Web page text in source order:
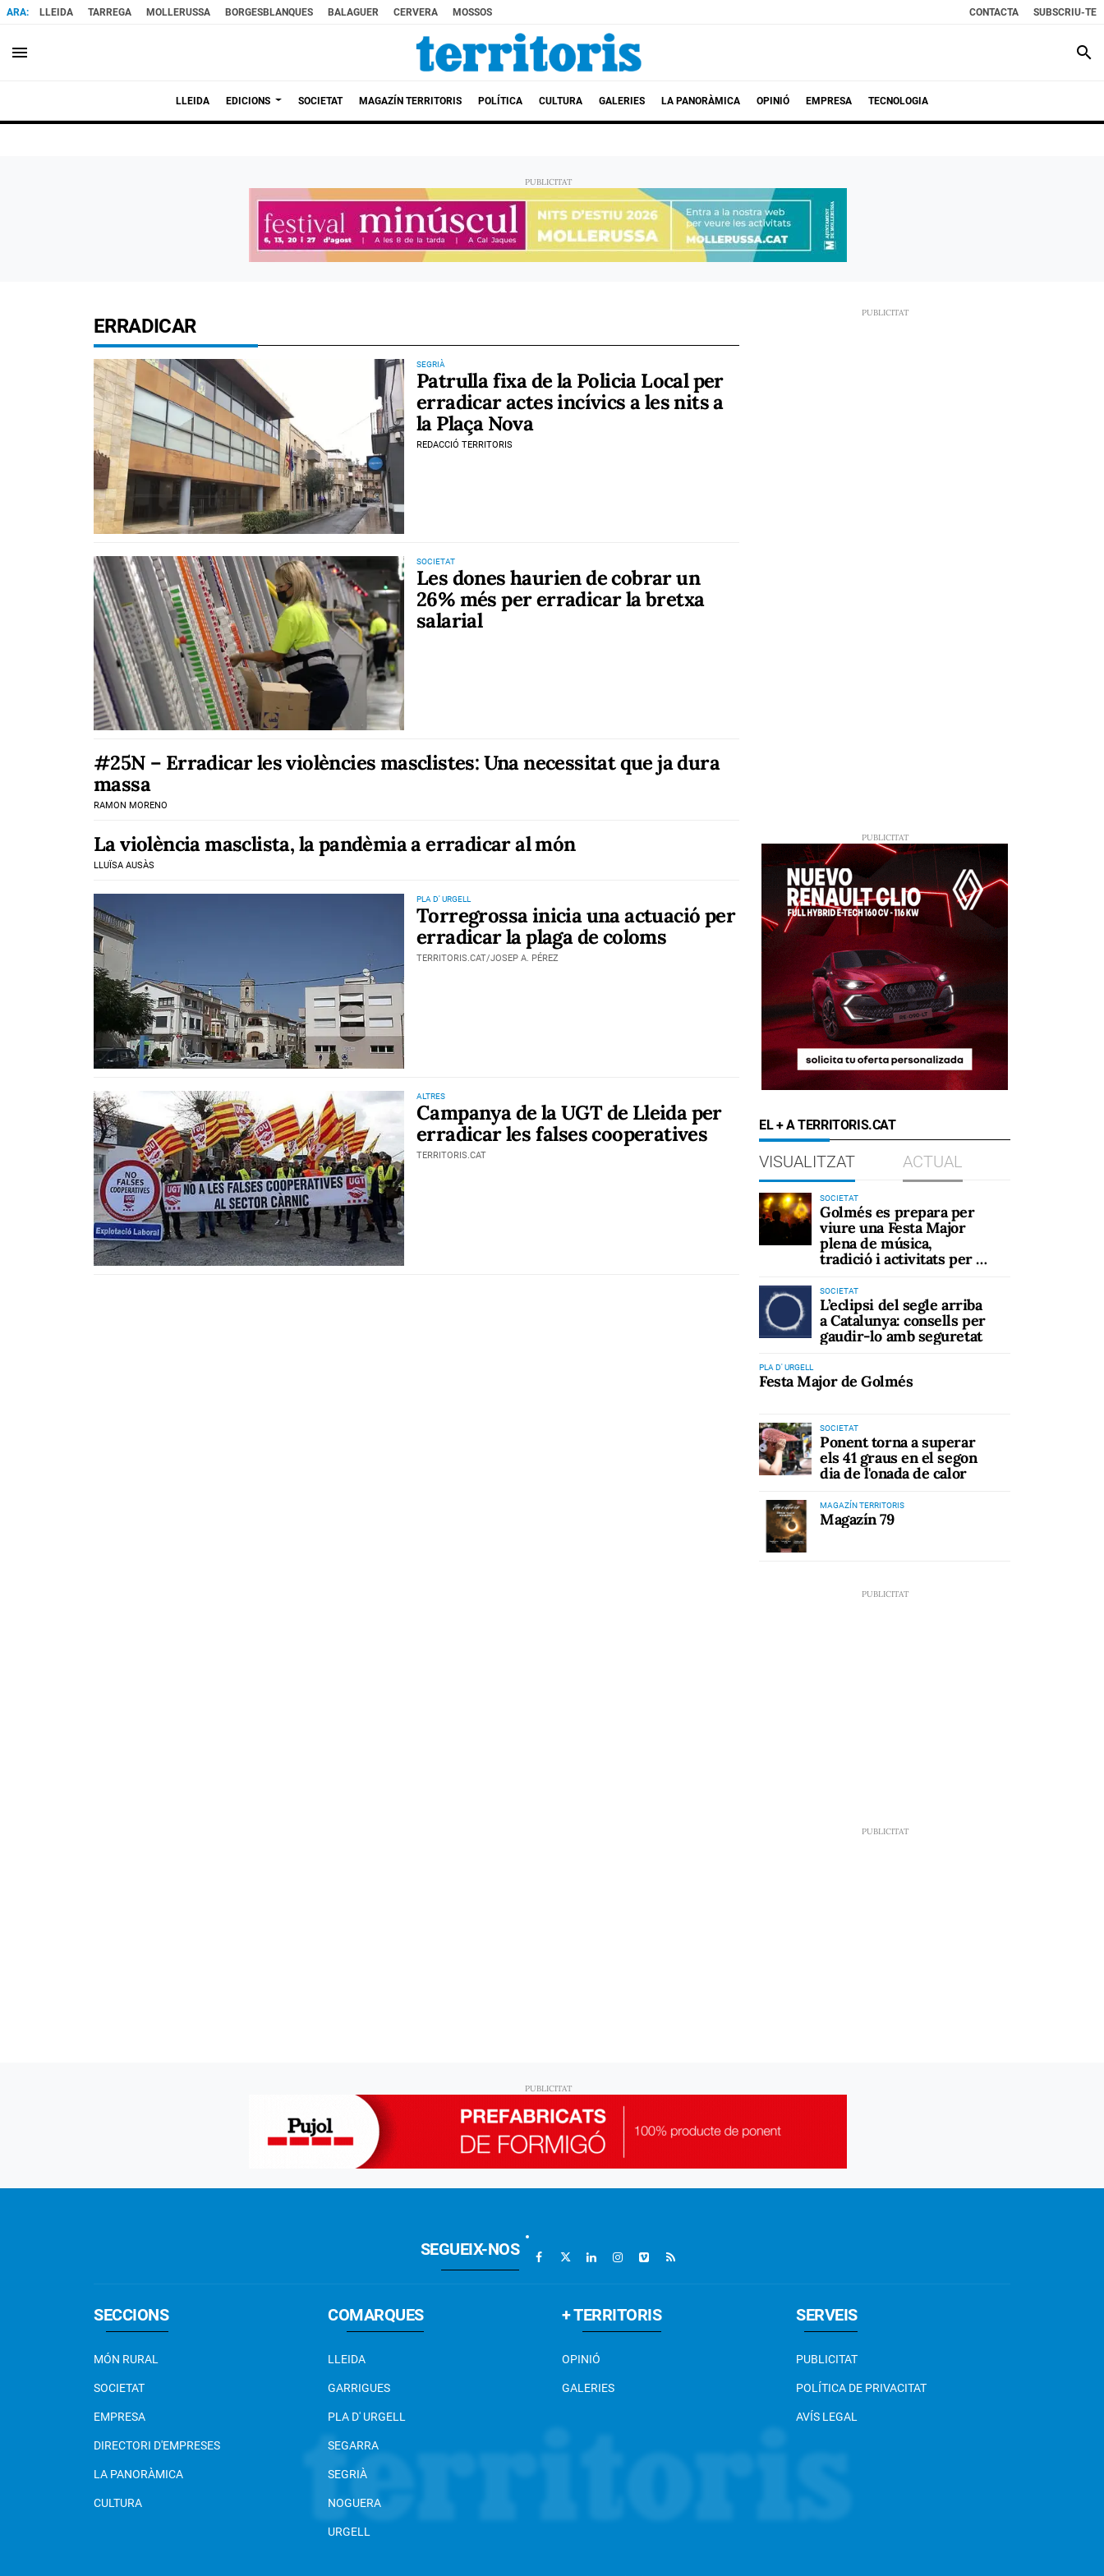
LLEIDA TARREGA MOLLERUSSA BORGESBLANQUES BALAGUER CERVERA MOSSOS CONTACTA SUBSCRIU-TE
menu search
LLEIDA EDICIONS SOCIETAT MAGAZÍN TERRITORIS POLÍTICA CULTURA GALERIES LA PANORÀMICA OPINIÓ EMPRESA TECNOLOGIA
ERRADICAR
SEGRIÀ
Patrulla fixa de la Policia Local per
erradicar actes incívics a les nits a
la Plaça Nova
REDACCIÓ TERRITORIS
SOCIETAT
Les dones haurien de cobrar un
26% més per erradicar la bretxa
salarial
#25N – Erradicar les violències masclistes: Una necessitat que ja dura
massa
RAMON MORENO
La violència masclista, la pandèmia a erradicar al món
LLUÏSA AUSÀS
PLA D' URGELL
Torregrossa inicia una actuació per
erradicar la plaga de coloms
TERRITORIS.CAT/JOSEP A. PÉREZ
ALTRES
Campanya de la UGT de Lleida per
erradicar les falses cooperatives
TERRITORIS.CAT
EL + A TERRITORIS.CAT
VISUALITZAT ACTUAL
SOCIETAT
Golmés es prepara per
viure una Festa Major
plena de música,
tradició i activitats per a
SOCIETAT
L’eclipsi del segle arriba
a Catalunya: consells per
gaudir-lo amb seguretat
PLA D' URGELL
Festa Major de Golmés
SOCIETAT
Ponent torna a superar
els 41 graus en el segon
dia de l'onada de calor
MAGAZÍN TERRITORIS
Magazín 79
SEGUEIX-NOS
SECCIONS
MÓN RURAL
SOCIETAT
EMPRESA
DIRECTORI D'EMPRESES
LA PANORÀMICA
CULTURA
COMARQUES
LLEIDA
GARRIGUES
PLA D' URGELL
SEGARRA
SEGRIÀ
NOGUERA
URGELL
+ TERRITORIS
OPINIÓ
GALERIES
SERVEIS
PUBLICITAT
POLÍTICA DE PRIVACITAT
AVÍS LEGAL